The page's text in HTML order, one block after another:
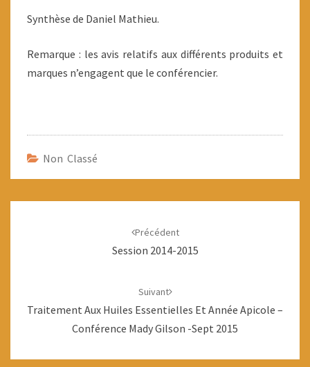
Synthèse de Daniel Mathieu.
Remarque : les avis relatifs aux différents produits et
marques n’engagent que le conférencier.
Non Classé
Précédent
Session 2014-2015
Suivant
Traitement Aux Huiles Essentielles Et Année Apicole –
Conférence Mady Gilson -sept 2015